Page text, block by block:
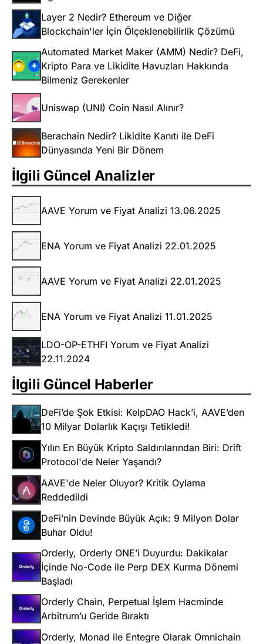
Layer 2 Nedir? Ethereum ve Diğer
Blockchain'ler İçin Ölçeklenebilirlik Çözümü
Automated Market Maker (AMM) Nedir? DeFi,
Kripto Para ve Likidite Havuzları Hakkında
Bilmeniz Gerekenler
Uniswap (UNI) Coin Nasıl Alınır?
Berachain Nedir? Likidite Kanıtı ile DeFi
Dünyasında Yeni Bir Dönem
İlgili Güncel Analizler
AAVE Yorum ve Fiyat Analizi 13.06.2025
ENA Yorum ve Fiyat Analizi 22.01.2025
AAVE Yorum ve Fiyat Analizi 22.01.2025
ENA Yorum ve Fiyat Analizi 11.01.2025
LDO-OP-ETHFI Yorum ve Fiyat Analizi
22.11.2024
İlgili Güncel Haberler
DeFi’de Şok Etkisi: KelpDAO Hack’i, AAVE’den
10 Milyar Dolarlık Kaçışı Tetikledi!
Yılın En Büyük Kripto Saldırılarından Biri: Drift
Protocol'de Neler Yaşandı?
AAVE'de Neler Oluyor? Kritik Oylama
Reddedildi
DeFi’nin Devinde Büyük Açık: 9 Milyon Dolar
Buhar Oldu!
Orderly, Orderly ONE’i Duyurdu: Dakikalar
İçinde No-Code ile Perp DEX Kurma Dönemi
Başladı
Orderly Chain, Perpetual İşlem Hacminde
Arbitrum’u Geride Bıraktı
Orderly, Monad ile Entegre Olarak Omnichain